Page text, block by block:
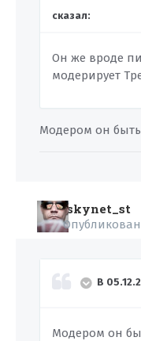
сказал:
Он же вроде
модерирует
Модером он быть
skynet_st
В
Модером он